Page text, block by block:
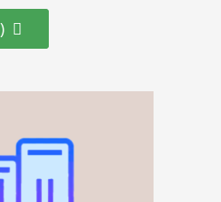
психологии и
палитры до создания
повышения интереса и